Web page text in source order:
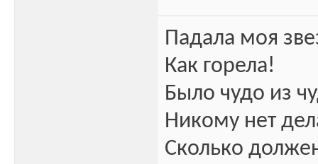
Падала моя
Как горела!
Было чудо из
Никому нет
Сколько